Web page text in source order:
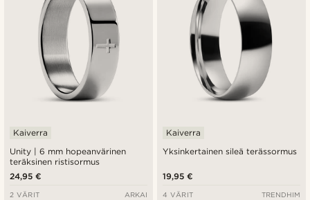
Unity | 6 mm hopeanvärinen
teräksinen ristisormus
Kaiverra
24,95 €
2 VÄRIT ARKAI
Yksinkertainen sileä terässormus
Kaiverra
19,95 €
4 VÄRIT TRENDHIM